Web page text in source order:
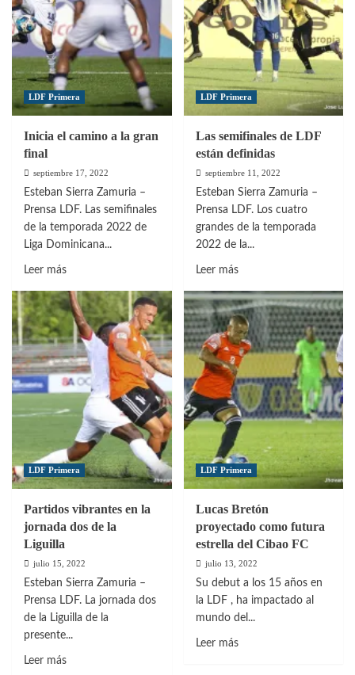
se
conocerán
los
finalistas
de
la
2022
ida
de
semifinales
LDF Primera
Inicia el camino a la gran
final
septiembre 17, 2022
Esteban Sierra Zamuria –
Prensa LDF. Las semifinales
de la temporada 2022 de
Liga Dominicana...
Leer másLeer
sobre
Inicia
el
camino
a
la
gran
final
LDF Primera
Las semifinales de LDF
están definidas
septiembre 11, 2022
Esteban Sierra Zamuria –
Prensa LDF. Los cuatro
grandes de la temporada
2022 de la...
Leer másLeer
sobre
Las
semifinales
de
LDF
están
definidas
LDF Primera
Partidos vibrantes en la
jornada dos de la
Liguilla
julio 15, 2022
Esteban Sierra Zamuria –
Prensa LDF. La jornada dos
de la Liguilla de la
presente...
Leer másLeer
LDF Primera
Lucas Bretón
proyectado como futura
estrella del Cibao FC
julio 13, 2022
Su debut a los 15 años en
la LDF , ha impactado al
mundo del...
Leer másLeer